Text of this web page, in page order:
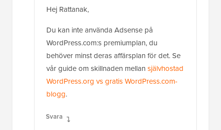
Hej Rattanak,
Du kan inte använda Adsense på
WordPress.com:s premiumplan, du
behöver minst deras affärsplan för det. Se
vår guide om skillnaden mellan självhostad
WordPress.org vs gratis WordPress.com-
blogg.
Svara